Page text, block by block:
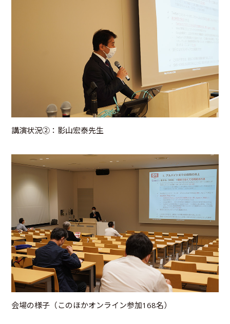
講演状況②：影山宏泰先生
会場の様子（このほかオンライン参加168名）